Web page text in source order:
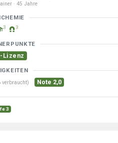
· 45 Jahre
3 3
Lizenz
verbraucht) Note 2,0
3